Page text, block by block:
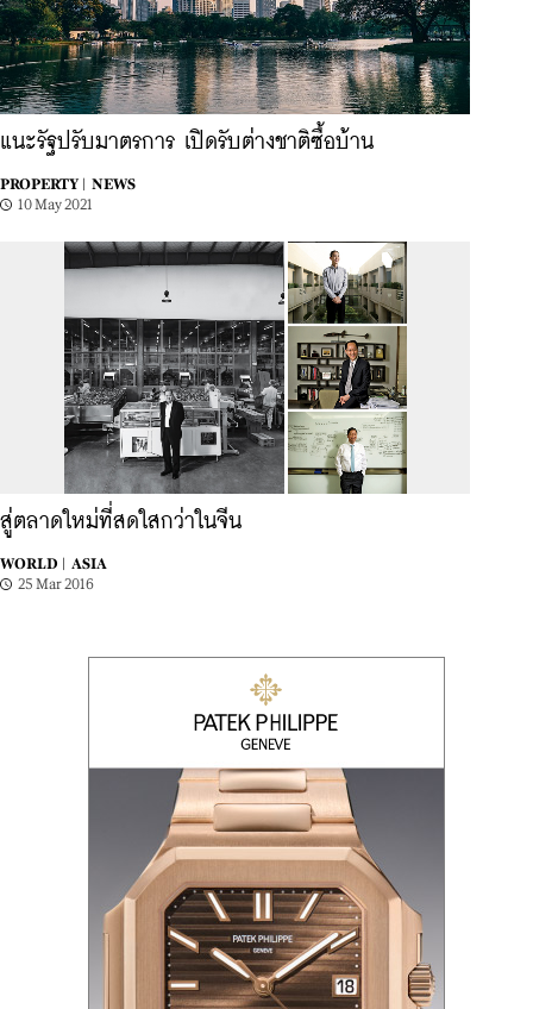
แนะรัฐปรับมาตรการ เปิดรับต่างชาติซื้อบ้าน
PROPERTY |
NEWS
10 May 2021
สู่ตลาดใหม่ที่สดใสกว่าในจีน
WORLD |
ASIA
25 Mar 2016